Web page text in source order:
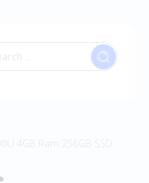
4GB Ram 256GB SSD